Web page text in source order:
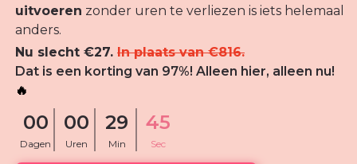
uitvoeren zonder uren te verliezen is iets helemaal
anders.
Nu slecht €27. In plaats van €816.
Dat is een korting van 97%! Alleen hier, alleen nu!
🔥
00
Dagen
00
Uren
29
Min
45
Sec